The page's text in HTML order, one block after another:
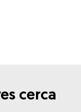
cerca